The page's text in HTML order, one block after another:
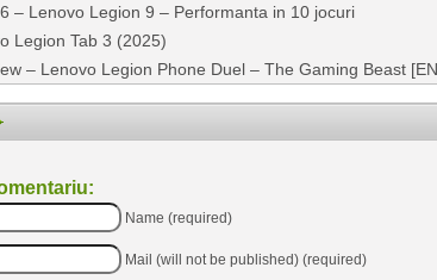
– Lenovo Legion 9 – Performanta in 10 jocuri
Legion Tab 3 (2025)
– Lenovo Legion Phone Duel – The Gaming Beast
Name (required)
Mail (will not be published) (required)